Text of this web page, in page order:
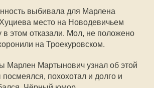
выбивала для Марлена
место на Новодевичьем
этом отказали. Мол, не положено
на Троекуровском.
Марлен Мартынович узнал об этой
похохотал и долго и